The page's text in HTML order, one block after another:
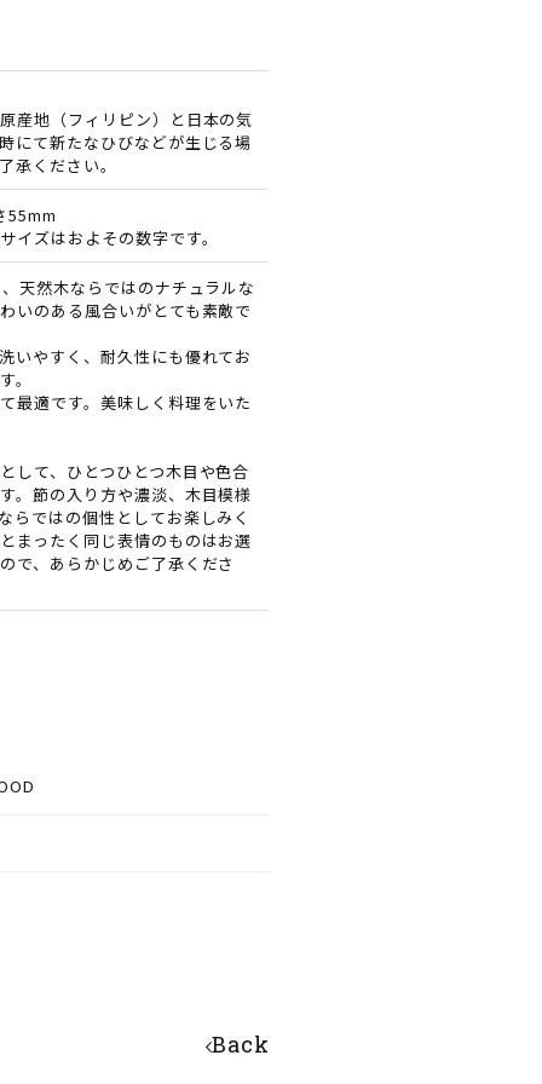
産地（フィリピン）と日本の気
にて新たなひびなどが生じる場
承ください。
55mm
イズはおよその数字です。
天然木ならではのナチュラルな
いのある風合いがとても素敵で
いやすく、耐久性にも優れてお
。
最適です。美味しく料理をいた
して、ひとつひとつ木目や色合
。節の入り方や濃淡、木目模様
らではの個性としてお楽しみく
まったく同じ表情のものはお選
で、あらかじめご了承くださ
Back